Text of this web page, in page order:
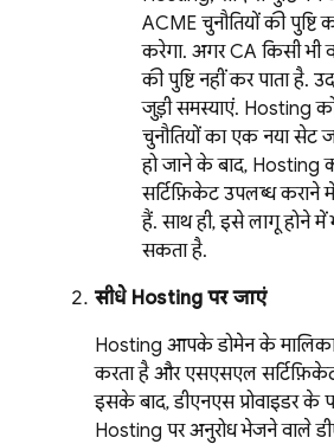
ACME चुनौतियों की
करेगा. अगर CA किसी
की पुष्टि नहीं कर पाता है.
जुड़ी समस्याएं. Hosting
चुनौतियों का एक नया सेट
हो जाने के बाद, Hosting
सर्टिफ़िकेट उपलब्ध
हैं. साथ ही, इसे लागू होने
सकता है.
सीधे Hosting पर जाएं
Hosting आपके डोमेन के
करता है और एसएसएल
इसके बाद, डीएनएस प्रोवाइडर के
Hosting पर अनुरोध भेजने वाले